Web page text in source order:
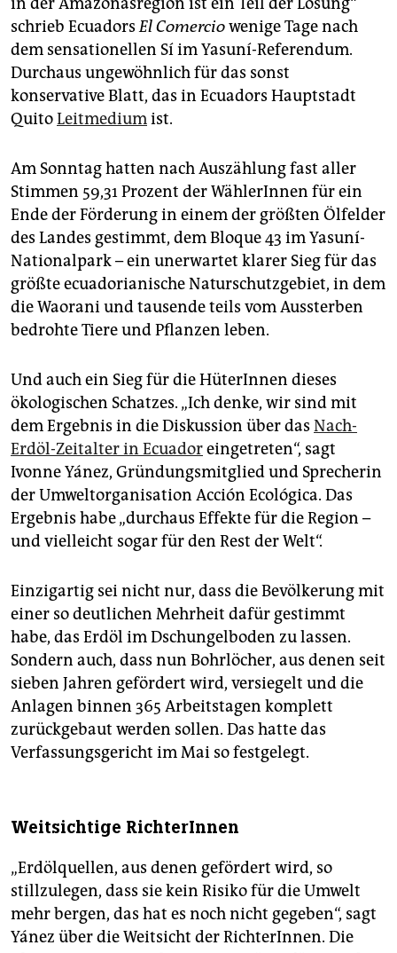
genossenschaft
epaper login
schrieb EcuadorsEl Comerciowenige Tage nach
dem sensationellen Sí im Yasuní-Referendum.
Durchaus ungewöhnlich für das sonst
konservative Blatt, das in Ecuadors Hauptstadt
QuitoLeitmediumist.
Am Sonntag hatten nach Auszählung fast aller
Stimmen 59,31 Prozent der WählerInnen für ein
Ende der Förderung in einem der größten Ölfelder
des Landes gestimmt, dem Bloque 43 im Yasuní-
Nationalpark – ein unerwartet klarer Sieg für das
größte ecuadorianische Naturschutzgebiet, in dem
die Waorani und tausende teils vom Aussterben
bedrohte Tiere und Pflanzen leben.
Und auch ein Sieg für die HüterInnen dieses
ökologischen Schatzes. „Ich denke, wir sind mit
dem Ergebnis in die Diskussion über das Nach-
Erdöl-Zeitalter in Ecuadoreingetreten“, sagt
Ivonne Yánez, Gründungsmitglied und Sprecherin
der Umweltorganisation Acción Ecológica. Das
Ergebnis habe „durchaus Effekte für die Region –
und vielleicht sogar für den Rest der Welt“.
Einzigartig sei nicht nur, dass die Bevölkerung mit
einer so deutlichen Mehrheit dafür gestimmt
habe, das Erdöl im Dschungelboden zu lassen.
Sondern auch, dass nun Bohrlöcher, aus denen seit
sieben Jahren gefördert wird, versiegelt und die
Anlagen binnen 365 Arbeitstagen komplett
zurückgebaut werden sollen. Das hatte das
Verfassungsgericht im Mai so festgelegt.
Weitsichtige RichterInnen
„Erdölquellen, aus denen gefördert wird, so
stillzulegen, dass sie kein Risiko für die Umwelt
mehr bergen, das hat es noch nicht gegeben“, sagt
Yánez über die Weitsicht der RichterInnen. Die